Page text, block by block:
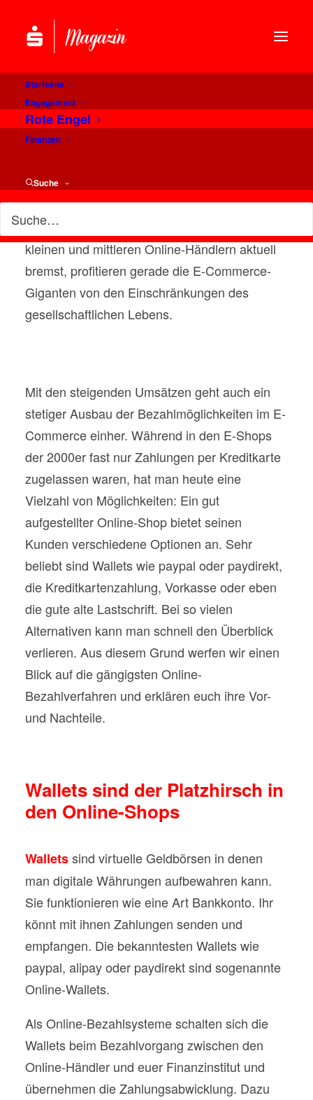
Startseite
Engagement
Rote Engel
Finanzen
Suche
Bezahlen im Internet –
viele Wege führen ans Ziel
Jahr für Jahr meldet der Online-Handel neue
Umsatzrekorde. Auch wenn die Corona-
Pandemie das virtuelle Kassenklingeln bei
kleinen und mittleren Online-Händlern aktuell
bremst, profitieren gerade die E-Commerce-
Giganten von den Einschränkungen des
gesellschaftlichen Lebens.
Mit den steigenden Umsätzen geht auch ein
stetiger Ausbau der Bezahlmöglichkeiten im E-
Commerce einher. Während in den E-Shops
der 2000er fast nur Zahlungen per Kreditkarte
zugelassen waren, hat man heute eine
Vielzahl von Möglichkeiten: Ein gut
aufgestellter Online-Shop bietet seinen
Kunden verschiedene Optionen an. Sehr
beliebt sind Wallets wie paypal oder paydirekt,
die Kreditkartenzahlung, Vorkasse oder eben
die gute alte Lastschrift. Bei so vielen
Alternativen kann man schnell den Überblick
verlieren. Aus diesem Grund werfen wir einen
Blick auf die gängigsten Online-
Bezahlverfahren und erklären euch ihre Vor-
und Nachteile.
Wallets sind der Platzhirsch in
den Online-Shops
Walletssind virtuelle Geldbörsen in denen
man digitale Währungen aufbewahren kann.
Sie funktionieren wie eine Art Bankkonto. Ihr
könnt mit ihnen Zahlungen senden und
empfangen. Die bekanntesten Wallets wie
paypal, alipay oder paydirekt sind sogenannte
Online-Wallets.
Als Online-Bezahlsysteme schalten sich die
Wallets beim Bezahlvorgang zwischen den
Online-Händler und euer Finanzinstitut und
übernehmen die Zahlungsabwicklung. Dazu